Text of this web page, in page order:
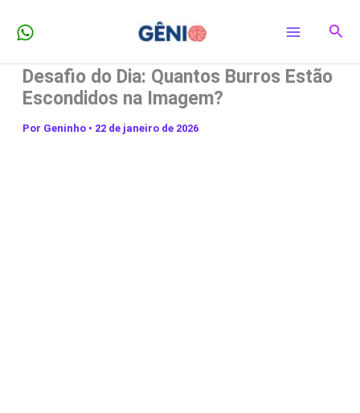
para
conteúdo
Desafio do Dia: Quantos Burros Estão
Escondidos na Imagem?
Por Geninho • 22 de janeiro de 2026